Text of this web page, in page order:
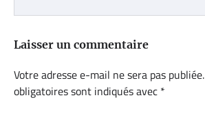
Laisser un commentaire
Votre adresse e-mail ne sera pas publiée.
obligatoires sont indiqués avec *